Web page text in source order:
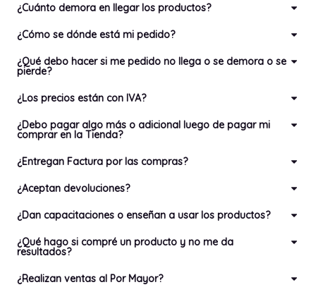
¿Cuánto demora en llegar los productos?
¿Cómo se dónde está mi pedido?
¿Qué debo hacer si me pedido no llega o se demora o se
pierde?
¿Los precios están con IVA?
¿Debo pagar algo más o adicional luego de pagar mi
comprar en la Tienda?
¿Entregan Factura por las compras?
¿Aceptan devoluciones?
¿Dan capacitaciones o enseñan a usar los productos?
¿Qué hago si compré un producto y no me da
resultados?
¿Realizan ventas al Por Mayor?